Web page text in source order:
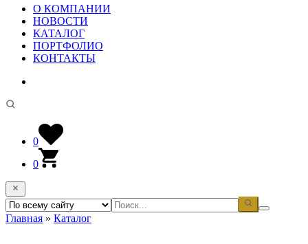
О КОМПАНИИ
НОВОСТИ
КАТАЛОГ
ПОРТФОЛИО
КОНТАКТЫ
0
0
Главная » Каталог